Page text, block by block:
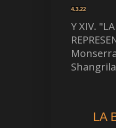
4.3.22
Y XIV.
LA